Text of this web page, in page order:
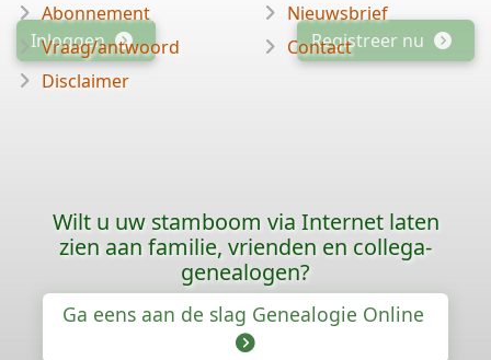
Inloggen Registreer nu
Abonnement
Vraag/antwoord
Disclaimer
Nieuwsbrief
Contact
Wilt u uw stamboom via Internet laten
zien aan familie, vrienden en collega-
genealogen?
Ga eens aan de slag Genealogie Online